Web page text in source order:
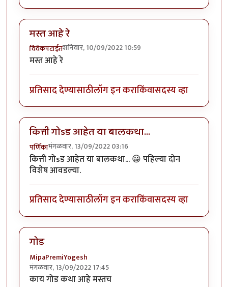
मस्त आहे रे
विवेकपटाईतशनिवार, 10/09/2022 10:59
मस्त आहे रे
प्रतिसाद देण्यासाठीलॉग इन कराकिंवासदस्य व्हा
कित्ती गोsड आहेत या बालकथा...
पर्णिकामंगळवार, 13/09/2022 03:16
कित्ती गोsड आहेत या बालकथा... 😀 पहिल्या दोन
विशेष आवडल्या.
प्रतिसाद देण्यासाठीलॉग इन कराकिंवासदस्य व्हा
गोड
MipaPremiYogesh
मंगळवार, 13/09/2022 17:45
काय गोड कथा आहे मस्तच